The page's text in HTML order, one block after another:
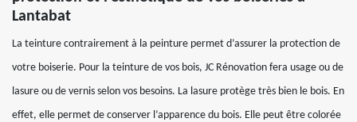
Lantabat
La teinture contrairement à la peinture permet d’assurer la protection de
votre boiserie. Pour la teinture de vos bois, JC Rénovation fera usage ou de
lasure ou de vernis selon vos besoins. La lasure protège très bien le bois. En
effet, elle permet de conserver l’apparence du bois. Elle peut être colorée